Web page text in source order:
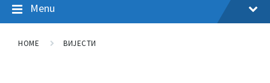
Menu
HOME ВИЈЕСТИ